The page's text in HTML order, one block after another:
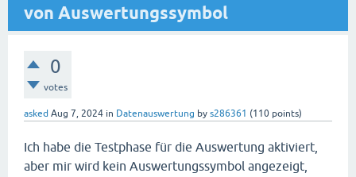
von Auswertungssymbol
0
votes
asked Aug 7, 2024 in Datenauswertung by s286361 (110 points)
Ich habe die Testphase für die Auswertung aktiviert,
aber mir wird kein Auswertungssymbol angezeigt,